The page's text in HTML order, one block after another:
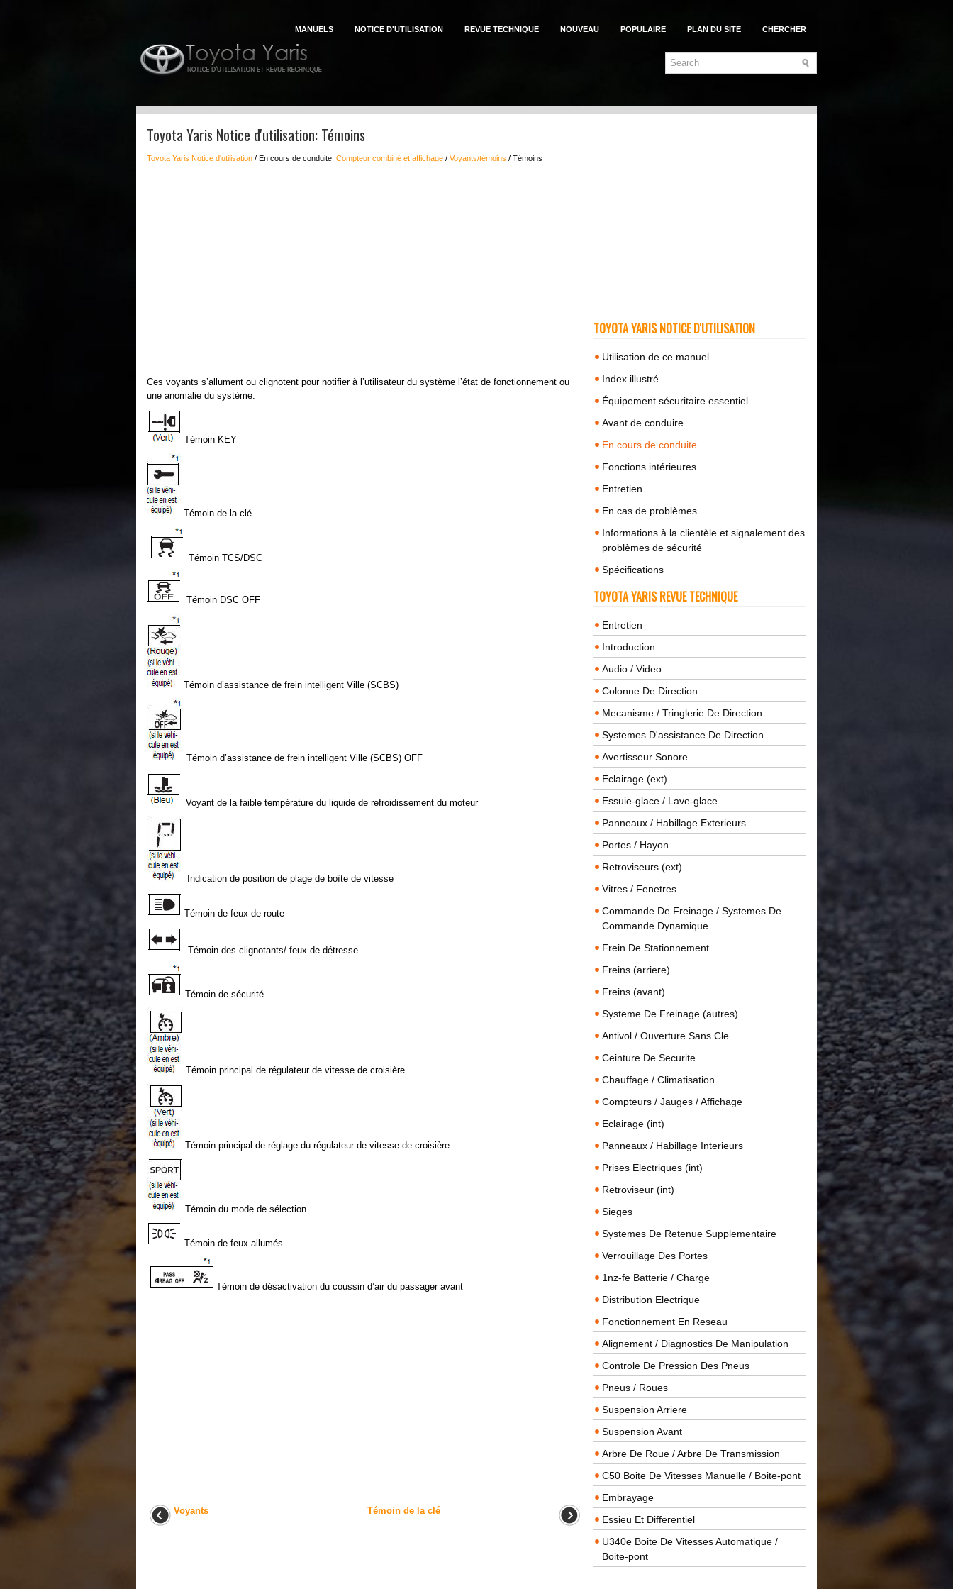
MANUELS NOTICE D'UTILISATION REVUE TECHNIQUE NOUVEAU POPULAIRE PLAN DU SITE CHERCHER
Toyota Yaris Notice d'utilisation: Témoins
Toyota Yaris Notice d'utilisation / En cours de conduite: Compteur combiné et affichage / Voyants/témoins / Témoins
Ces voyants s’allument ou clignotent pour notifier à l’utilisateur du système l’état de fonctionnement ou
une anomalie du système.
Témoin KEY
Témoin de la clé
Témoin TCS/DSC
Témoin DSC OFF
Témoin d’assistance de frein intelligent Ville (SCBS)
Témoin d’assistance de frein intelligent Ville (SCBS) OFF
Voyant de la faible température du liquide de refroidissement du moteur
Indication de position de plage de boîte de vitesse
Témoin de feux de route
Témoin des clignotants/ feux de détresse
Témoin de sécurité
Témoin principal de régulateur de vitesse de croisière
Témoin principal de réglage du régulateur de vitesse de croisière
Témoin du mode de sélection
Témoin de feux allumés
Témoin de désactivation du coussin d’air du passager avant
Voyants Témoin de la clé
TOYOTA YARIS NOTICE D'UTILISATION
Utilisation de ce manuel
Index illustré
Équipement sécuritaire essentiel
Avant de conduire
En cours de conduite
Fonctions intérieures
Entretien
En cas de problèmes
Informations à la clientèle et signalement des
problèmes de sécurité
Spécifications
TOYOTA YARIS REVUE TECHNIQUE
Entretien
Introduction
Audio / Video
Colonne De Direction
Mecanisme / Tringlerie De Direction
Systemes D'assistance De Direction
Avertisseur Sonore
Eclairage (ext)
Essuie-glace / Lave-glace
Panneaux / Habillage Exterieurs
Portes / Hayon
Retroviseurs (ext)
Vitres / Fenetres
Commande De Freinage / Systemes De
Commande Dynamique
Frein De Stationnement
Freins (arriere)
Freins (avant)
Systeme De Freinage (autres)
Antivol / Ouverture Sans Cle
Ceinture De Securite
Chauffage / Climatisation
Compteurs / Jauges / Affichage
Eclairage (int)
Panneaux / Habillage Interieurs
Prises Electriques (int)
Retroviseur (int)
Sieges
Systemes De Retenue Supplementaire
Verrouillage Des Portes
1nz-fe Batterie / Charge
Distribution Electrique
Fonctionnement En Reseau
Alignement / Diagnostics De Manipulation
Controle De Pression Des Pneus
Pneus / Roues
Suspension Arriere
Suspension Avant
Arbre De Roue / Arbre De Transmission
C50 Boite De Vitesses Manuelle / Boite-pont
Embrayage
Essieu Et Differentiel
U340e Boite De Vitesses Automatique /
Boite-pont